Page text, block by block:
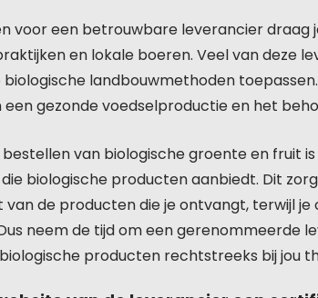
voor een betrouwbare leverancier draag
en lokale boeren. Veel van deze
biologische landbouwmethoden
gezonde voedselproductie en het
van biologische groente en fruit
biologische producten aanbiedt. Dit
de producten die je ontvangt, terwijl je
neem de tijd om een gerenommeerde
producten rechtstreeks bij jou